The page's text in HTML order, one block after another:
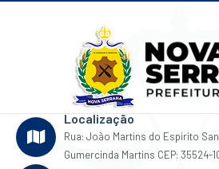
Localização
Rua: João Martins do Espirito
Gumercinda Martins CEP: 35524-